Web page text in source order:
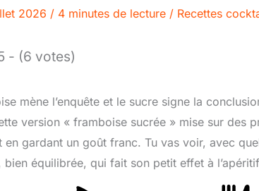
2026 / 4 minutes de lecture / Recettes
- (6 votes)
mène l’enquête et le sucre signe la
version « framboise sucrée » mise sur des
gardant un goût franc. Tu vas voir, avec
équilibrée, qui fait son petit effet à